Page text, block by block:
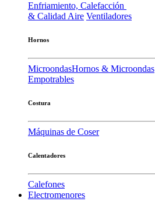
Enfriamiento, Calefacción
& Calidad Aire Ventiladores
Hornos
MicroondasHornos & Microondas
Empotrables
Costura
Máquinas de Coser
Calentadores
Calefones
Electromenores